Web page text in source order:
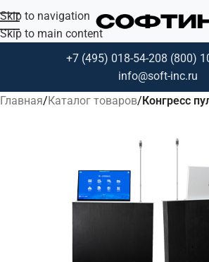
Skip to navigation
Skip to main content
+7 (495) 018-54-208 (800)
info@soft-inc.ru
Главная Каталог товаров Конгресс